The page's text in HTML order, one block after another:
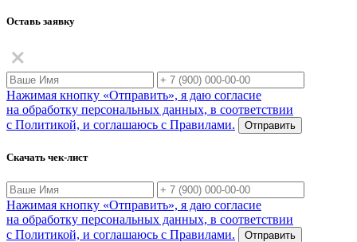
Оставь заявку
Нажимая кнопку «Отправить», я даю согласие
на обработку персональных данных, в соответствии
с Политикой, и соглашаюсь с Правилами.
Отправить
Скачать чек-лист
Нажимая кнопку «Отправить», я даю согласие
на обработку персональных данных, в соответствии
с Политикой, и соглашаюсь с Правилами.
Отправить